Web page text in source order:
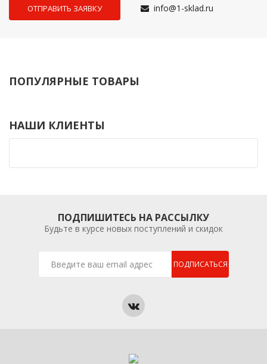
info@1-sklad.ru
ПОПУЛЯРНЫЕ ТОВАРЫ
НАШИ КЛИЕНТЫ
ПОДПИШИТЕСЬ НА РАССЫЛКУ
Будьте в курсе новых поступлений и скидок
ПОДПИСАТЬСЯ